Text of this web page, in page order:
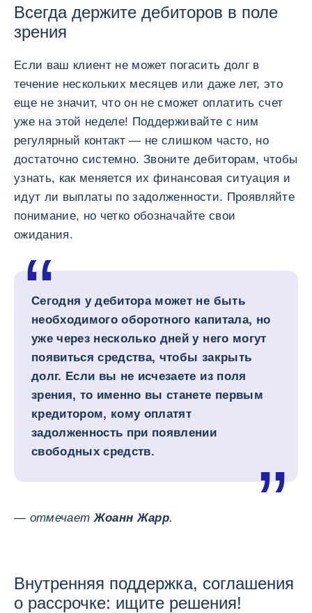
Всегда держите дебиторов в поле
зрения
Если ваш клиент не может погасить долг в
течение нескольких месяцев или даже лет, это
еще не значит, что он не сможет оплатить счет
уже на этой неделе! Поддерживайте с ним
регулярный контакт — не слишком часто, но
достаточно системно. Звоните дебиторам, чтобы
узнать, как меняется их финансовая ситуация и
идут ли выплаты по задолженности. Проявляйте
понимание, но четко обозначайте свои
ожидания.
Сегодня у дебитора может не быть
необходимого оборотного капитала, но
уже через несколько дней у него могут
появиться средства, чтобы закрыть
долг. Если вы не исчезаете из поля
зрения, то именно вы станете первым
кредитором, кому оплатят
задолженность при появлении
свободных средств.
— отмечаетЖоанн Жарр.
Внутренняя поддержка, соглашения
о рассрочке: ищите решения!